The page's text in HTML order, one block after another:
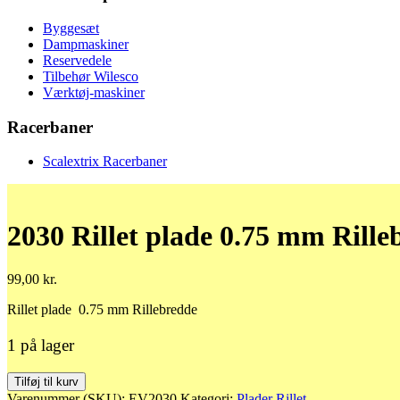
Byggesæt
Dampmaskiner
Reservedele
Tilbehør Wilesco
Værktøj-maskiner
Racerbaner
Scalextrix Racerbaner
2030 Rillet plade 0.75 mm
99,00 kr.
Rillet plade 0.75 mm Rillebredde
1 på lager
2030
Rillet
Tilføj til kurv